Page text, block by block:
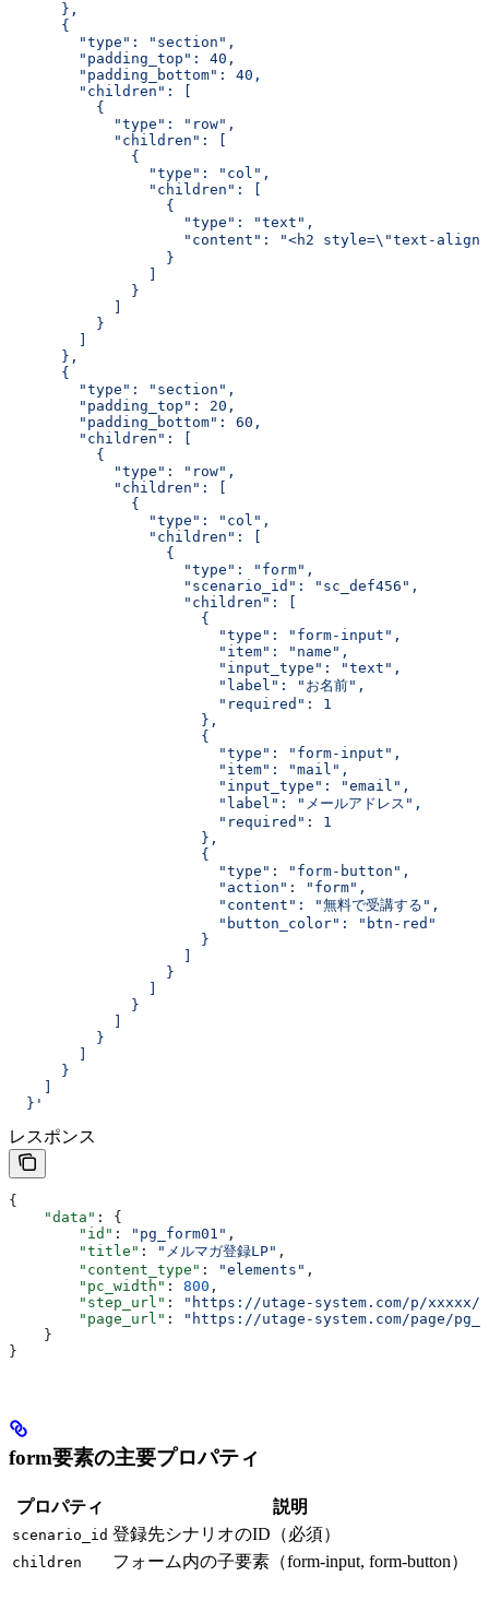
      },
      {
        "type": "section",
        "padding_top": 40,
        "padding_bottom": 40,
        "children": [
          {
            "type": "row",
            "children": [
              {
                "type": "col",
                "children": [
                  {
                    "type": "text",
"content": "<h2 style=\"text-align:
                  }
              }
          }
      },
      {
        "type": "section",
        "padding_top": 20,
        "padding_bottom": 60,
        "children": [
          {
            "type": "row",
            "children": [
              {
                "type": "col",
                "children": [
                  {
                    "type": "form",
                    "scenario_id": "sc_def456",
                    "children": [
                      {
                        "type": "form-input",
                        "item": "name",
                        "input_type": "text",
                        "label": "お名前",
                        "required": 1
                      },
                      {
                        "type": "form-input",
                        "item": "mail",
                        "input_type": "email",
                        "label": "メールアドレス",
                        "required": 1
                      },
                      {
                        "type": "form-button",
                        "action": "form",
                        "content": "無料で受講する",
                        "button_color": "btn-red"
                      }
                  }
              }
          }
      }
  }'
レスポンス
{
    "data"
: {
        "id"
: "pg_form01" ,
        "title"
: "メルマガ登録LP" ,
        "content_type"
: "elements" ,
        "pc_width"
: 800 ,
        "step_url"
:
"https://utage-system.com/p/xxxxx/"
        "page_url"
:
"https://utage-system.com/page/
    }
}
form要素の主要プロパティ
プロパティ 説明
scenario_id 登録先シナリオのID（必須）
children フォーム内の子要素（form-input, form-button）